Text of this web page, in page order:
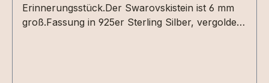
Erinnerungsstück.Der Swarovskistein ist 6 mm
groß.Fassung in 925er Sterling Silber, vergoldet